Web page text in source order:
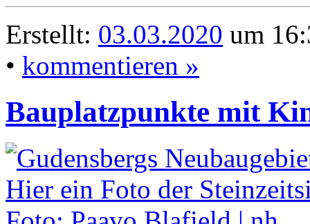
Erstellt: 03.03.2020 um
• kommentieren »
Bauplatzpunkte mit